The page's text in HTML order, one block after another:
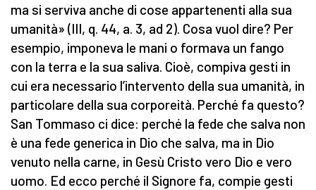
ma si serviva anche di cose appartenenti alla sua
umanità» (III, q. 44, a. 3, ad 2). Cosa vuol dire? Per
esempio, imponeva le mani o formava un fango
con la terra e la sua saliva. Cioè, compiva gesti in
cui era necessario l’intervento della sua umanità, in
particolare della sua corporeità. Perché fa questo?
San Tommaso ci dice: perché la fede che salva non
è una fede generica in Dio che salva, ma in Dio
venuto nella carne, in Gesù Cristo vero Dio e vero
uomo. Ed ecco perché il Signore fa, compie gesti